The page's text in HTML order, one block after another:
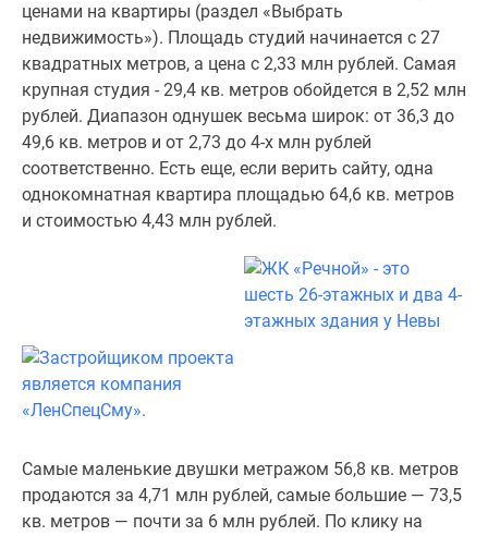
25%
Новостройки
премиум-
класса
Новостройки
бизнес-
класса
Дома
Санкт-
Петербурге
Коттеджные
Ленинградской
обл
ценами на квартиры (раздел «Выбрать
недвижимость»). Площадь студий начинается с 27
квадратных метров, а цена с 2,33 млн рублей. Самая
крупная студия - 29,4 кв. метров обойдется в 2,52 млн
рублей. Диапазон однушек весьма широк: от 36,3 до
49,6 кв. метров и от 2,73 до 4-х млн рублей
соответственно. Есть еще, если верить сайту, одна
однокомнатная квартира площадью 64,6 кв. метров
и стоимостью 4,43 млн рублей.
Самые маленькие двушки метражом 56,8 кв. метров
продаются за 4,71 млн рублей, самые большие — 73,5
кв. метров — почти за 6 млн рублей. По клику на